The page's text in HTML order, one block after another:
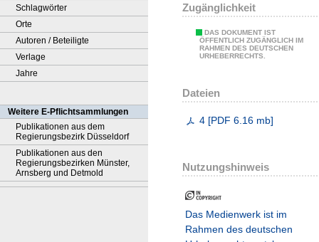
Schlagwörter
Orte
Autoren / Beteiligte
Verlage
Jahre
Weitere E-Pflichtsammlungen
Publikationen aus dem
Regierungsbezirk Düsseldorf
Publikationen aus den
Regierungsbezirken Münster,
Arnsberg und Detmold
Zugänglichkeit
DAS DOKUMENT IST
ÖFFENTLICH ZUGÄNGLICH IM
RAHMEN DES DEUTSCHEN
URHEBERRECHTS.
Dateien
4 [PDF 6.16 mb]
Nutzungshinweis
Das Medienwerk ist im
Rahmen des deutschen